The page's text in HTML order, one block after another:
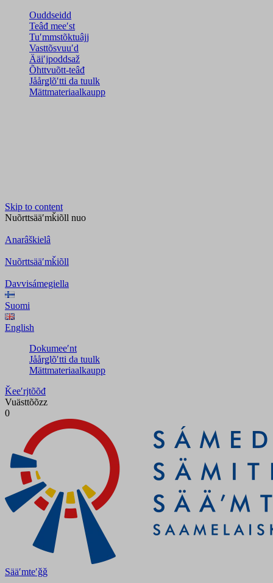
Ouddseidd
Teâđ meeʹst
Tuʹmmstõktuâjj
Vasttõsvuuʹd
Ääiʹjpoddsaž
Õhttvuõtt-teâđ
Jåårǥlõʹtti da tuulk
Mättmateriaalkaupp
Skip to content
Nuõrttsääʹmǩiõll nuo
Anarâškielâ
Nuõrttsääʹmǩiõll
Davvisámegiella
Suomi
English
Dokumeeʹnt
Jåårǥlõʹtti da tuulk
Mättmateriaalkaupp
Ǩeeʹrjtõõđ
Vuästtõõzz
0
Sääʹmteʹǧǧ